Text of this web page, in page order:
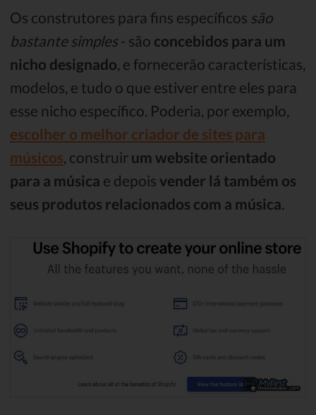
Os construtores para fins específicos são
bastante simples- são concebidos para um
nicho designado , e fornecerão características,
modelos, e tudo o que estiver entre eles para
esse nicho específico. Poderia, por exemplo,
escolher o melhor criador de sites para
músicos , construir um website orientado
para a música e depois vender lá também os
seus produtos relacionados com a música